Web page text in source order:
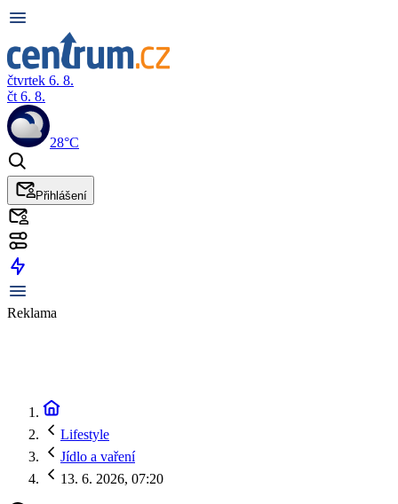
čtvrtek 6. 8.
čt 6. 8.
28°C
Přihlášení
Reklama
Lifestyle
Jídlo a vaření
13. 6. 2026, 07:20